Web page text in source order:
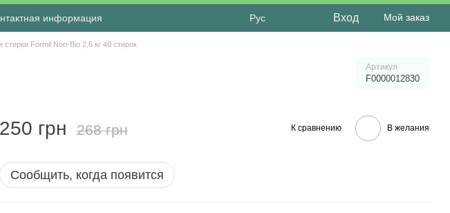
информация
Рус Вход Мой заказ
Formil Non-Bio 2,6 кг 40 стирок
Артикул
F0000012830
250 грн 268 грн К сравнению В желания
Сообщить, когда появится